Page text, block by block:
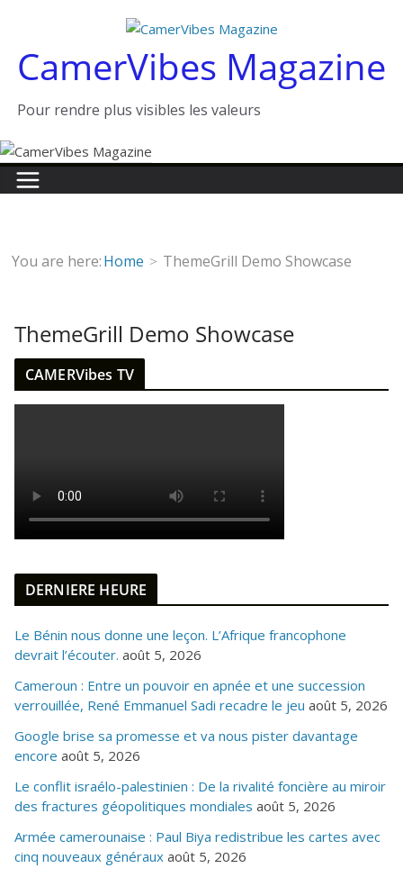
contenuCamerVibes Magazine
Pour rendre plus visibles les valeurs
You are here:Home ThemeGrill Demo Showcase
ThemeGrill Demo Showcase
CAMERVibes TV
DERNIERE HEURE
Le Bénin nous donne une leçon. L’Afrique francophone
devrait l’écouter. août 5, 2026
Cameroun : Entre un pouvoir en apnée et une succession
verrouillée, René Emmanuel Sadi recadre le jeu août 5, 2026
Google brise sa promesse et va nous pister davantage
encore août 5, 2026
Le conflit israélo-palestinien : De la rivalité foncière au miroir
des fractures géopolitiques mondiales août 5, 2026
Armée camerounaise : Paul Biya redistribue les cartes avec
cinq nouveaux généraux août 5, 2026